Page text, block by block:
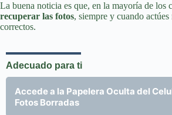
La buena noticia es que, en la mayoría de los
recuperar las fotos, siempre y cuando
correctos.
Adecuado para ti
Accede a la Papelera Oculta del
Fotos Borradas